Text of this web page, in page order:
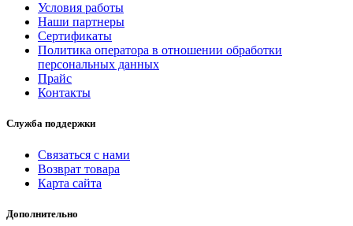
Условия работы
Наши партнеры
Сертификаты
Политика оператора в отношении обработки
персональных данных
Прайс
Контакты
Служба поддержки
Связаться с нами
Возврат товара
Карта сайта
Дополнительно